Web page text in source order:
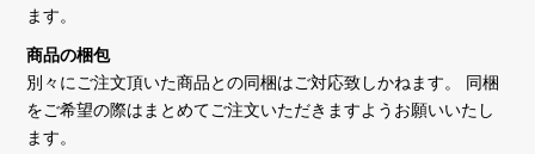
ます。
商品の梱包
別々にご注文頂いた商品との同梱はご対応致しかねます。 同梱
をご希望の際はまとめてご注文いただきますようお願いいたし
ます。